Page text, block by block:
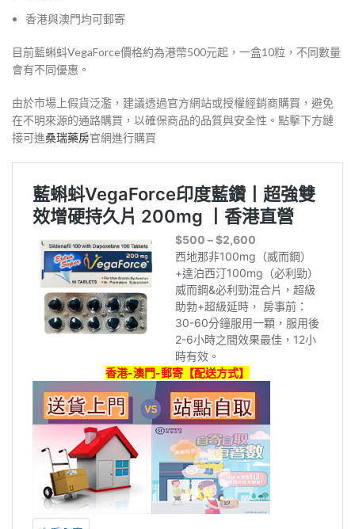
香港與澳門均可郵寄
目前藍蝌蚪VegaForce價格約為港幣500元起，一盒10粒，不同數量
會有不同優惠。
由於市場上假貨泛濫，建議透過官方網站或授權經銷商購買，避免
在不明來源的通路購買，以確保商品的品質與安全性。點擊下方鏈
接可進桑瑞藥房官網進行購買